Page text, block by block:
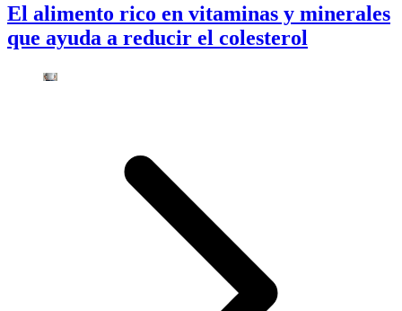
El alimento rico en vitaminas y minerales
que ayuda a reducir el colesterol